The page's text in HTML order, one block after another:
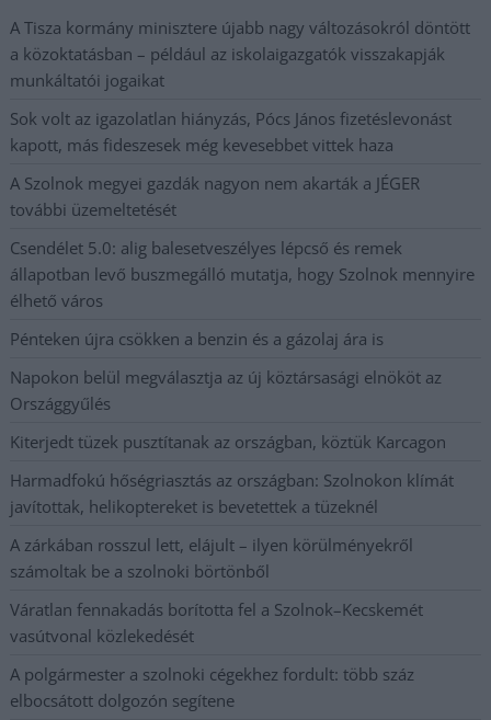
A Tisza kormány minisztere újabb nagy változásokról döntött
a közoktatásban – például az iskolaigazgatók visszakapják
munkáltatói jogaikat
Sok volt az igazolatlan hiányzás, Pócs János fizetéslevonást
kapott, más fideszesek még kevesebbet vittek haza
A Szolnok megyei gazdák nagyon nem akarták a JÉGER
további üzemeltetését
Csendélet 5.0: alig balesetveszélyes lépcső és remek
állapotban levő buszmegálló mutatja, hogy Szolnok mennyire
élhető város
Pénteken újra csökken a benzin és a gázolaj ára is
Napokon belül megválasztja az új köztársasági elnököt az
Országgyűlés
Kiterjedt tüzek pusztítanak az országban, köztük Karcagon
Harmadfokú hőségriasztás az országban: Szolnokon klímát
javítottak, helikoptereket is bevetettek a tüzeknél
A zárkában rosszul lett, elájult – ilyen körülményekről
számoltak be a szolnoki börtönből
Váratlan fennakadás borította fel a Szolnok–Kecskemét
vasútvonal közlekedését
A polgármester a szolnoki cégekhez fordult: több száz
elbocsátott dolgozón segítene